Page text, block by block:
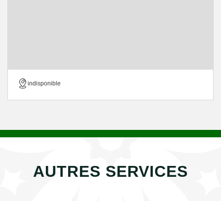
indisponible
AUTRES SERVICES